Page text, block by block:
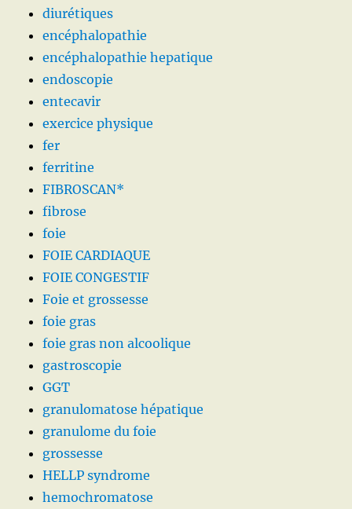
diurétiques
encéphalopathie
encéphalopathie hepatique
endoscopie
entecavir
exercice physique
fer
ferritine
FIBROSCAN*
fibrose
foie
FOIE CARDIAQUE
FOIE CONGESTIF
Foie et grossesse
foie gras
foie gras non alcoolique
gastroscopie
GGT
granulomatose hépatique
granulome du foie
grossesse
HELLP syndrome
hemochromatose